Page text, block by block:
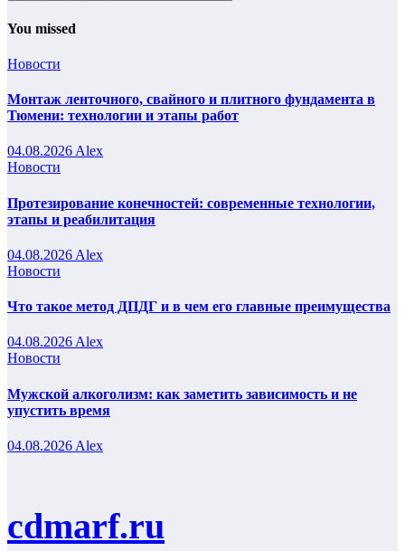
You missed
Новости
Монтаж ленточного, свайного и плитного фундамента в
Тюмени: технологии и этапы работ
04.08.2026Alex
Новости
Протезирование конечностей: современные технологии,
этапы и реабилитация
04.08.2026 Alex
Новости
Что такое метод ДПДГ и в чем его главные преимущества
04.08.2026Alex
Новости
Мужской алкоголизм: как заметить зависимость и не
упустить время
04.08.2026 Alex
cdmarf.ru